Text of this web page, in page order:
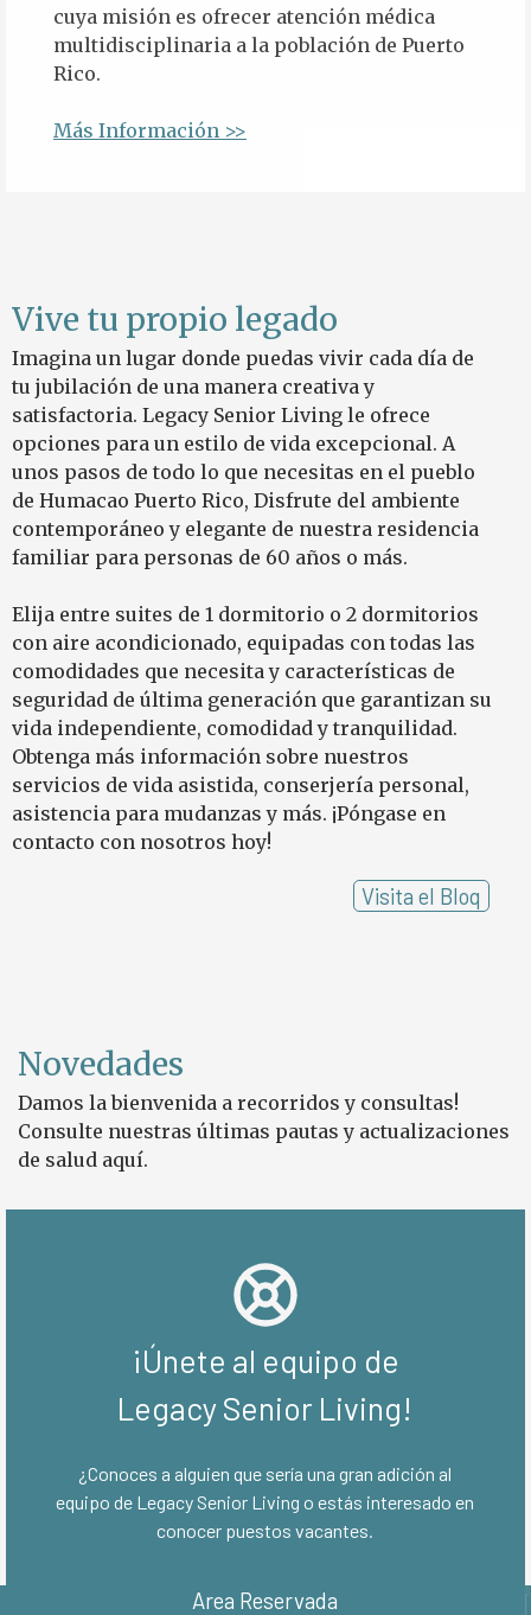
cuya misión es ofrecer atención médica
multidisciplinaria a la población de Puerto
Rico.
Más Información >>
Vive tu propio legado
Imagina un lugar donde puedas vivir cada día de
tu jubilación de una manera creativa y
satisfactoria. Legacy Senior Living le ofrece
opciones para un estilo de vida excepcional. A
unos pasos de todo lo que necesitas en el pueblo
de Humacao Puerto Rico, Disfrute del ambiente
contemporáneo y elegante de nuestra residencia
familiar para personas de 60 años o más.
Elija entre suites de 1 dormitorio o 2 dormitorios
con aire acondicionado, equipadas con todas las
comodidades que necesita y características de
seguridad de última generación que garantizan su
vida independiente, comodidad y tranquilidad.
Obtenga más información sobre nuestros
servicios de vida asistida, conserjería personal,
asistencia para mudanzas y más. ¡Póngase en
contacto con nosotros hoy!
Visita el Bloq
Novedades
Damos la bienvenida a recorridos y consultas!
Consulte nuestras últimas pautas y actualizaciones
de salud aquí.
¡Únete al equipo de
Legacy Senior Living!
¿Conoces a alguien que sería una gran adición al
equipo de Legacy Senior Livingo estás interesado en
conocer puestos vacantes.
Area Reservada